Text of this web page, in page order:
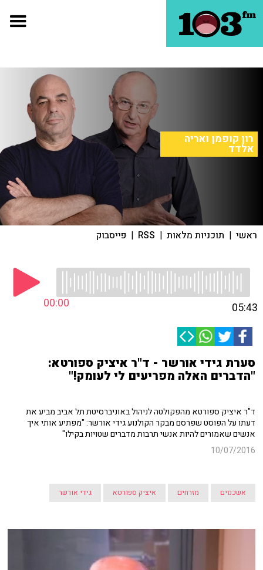
רון קופמן ואריה
אלדד
ראשי | תוכניות מלאות |
RSS
| פייסבוק
00:00 05:43
סערת גידי אורשר - ד"ר איציק ספורטא:
"הדברים האלה מפריעים לי לעומק!"
ד"ר איציק ספורטא מהפקולטה לניהול באוניברסיטת תל אביב מביע את
דעתו על הפוסט שפרסם מבקר הקולנוע גידי אורשר: "מפתיע אותי איך
אנשים שאמורים להיות אנשי תרבות מדברים שטויות בקילו"
10/07/2016
אשכנזים מזרחים איציק ספורטא גידי אורשר